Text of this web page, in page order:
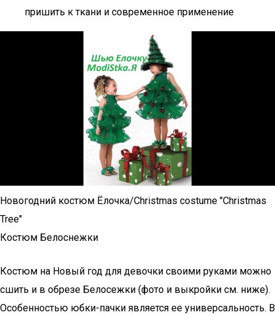
пришить к ткани и современное применение
Новогодний костюм Ёлочка/Christmas costume "Christmas
Tree"
Костюм Белоснежки
Костюм на Новый год для девочки своими руками можно
сшить и в обрезе Белосежки (фото и выкройки см. ниже).
Особенностью юбки-пачки является ее универсальность. В